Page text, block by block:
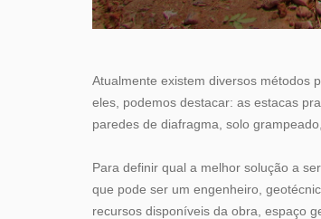
Atualmente existem diversos métodos
eles, podemos destacar: as estacas
paredes de diafragma, solo
Para definir qual a melhor solução a
que pode ser um engenheiro,
recursos disponíveis da obra, espaço